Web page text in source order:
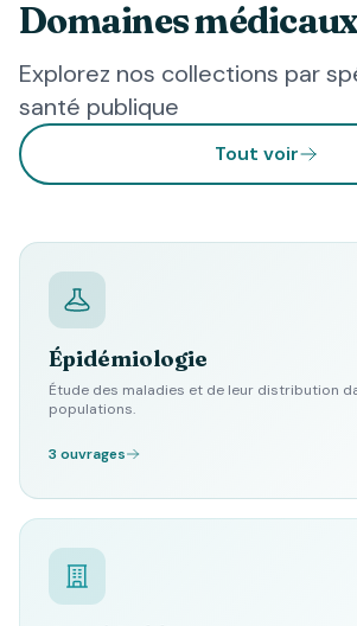
Domaines
Explorez nos collections par
santé publique
Tout voir
Épidémiologie
Étude des maladies et de leur distribution
populations.
3 ouvrages